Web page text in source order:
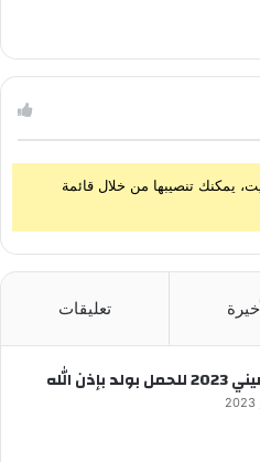
يمكنك تنصيبها من خلال قائمة
تعليقات
الله